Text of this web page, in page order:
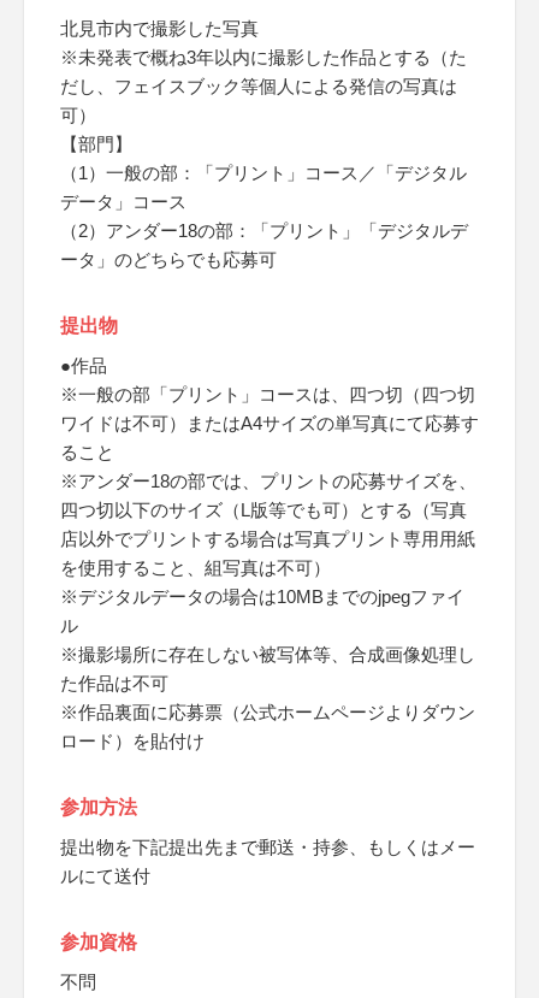
北見市内で撮影した写真
※未発表で概ね3年以内に撮影した作品とする（た
だし、フェイスブック等個人による発信の写真は
可）
【部門】
（1）一般の部：「プリント」コース／「デジタル
データ」コース
（2）アンダー18の部：「プリント」「デジタルデ
ータ」のどちらでも応募可
提出物
●作品
※一般の部「プリント」コースは、四つ切（四つ切
ワイドは不可）またはA4サイズの単写真にて応募す
ること
※アンダー18の部では、プリントの応募サイズを、
四つ切以下のサイズ（L版等でも可）とする（写真
店以外でプリントする場合は写真プリント専用用紙
を使用すること、組写真は不可）
※デジタルデータの場合は10MBまでのjpegファイ
ル
※撮影場所に存在しない被写体等、合成画像処理し
た作品は不可
※作品裏面に応募票（公式ホームページよりダウン
ロード）を貼付け
参加方法
提出物を下記提出先まで郵送・持参、もしくはメー
ルにて送付
参加資格
不問